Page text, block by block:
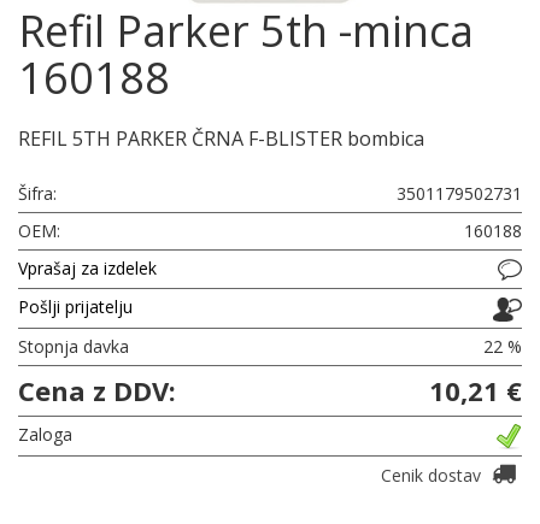
Refil Parker 5th -minca
160188
REFIL 5TH PARKER ČRNA F-BLISTER bombica
Šifra:
3501179502731
OEM:
160188
Vprašaj za izdelek
Pošlji prijatelju
Stopnja davka
22 %
Cena z DDV: 10,21 €
Zaloga
Cenik dostav